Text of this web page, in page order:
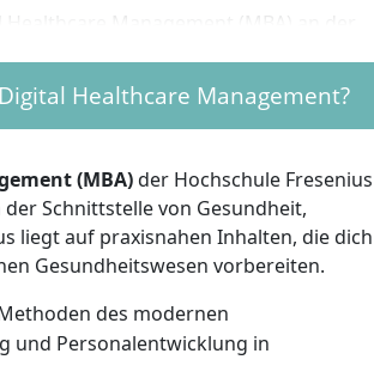
: Bachelor, Diplom oder Magister mit
um mindestens ein Jahr qualifizierte
erreichtem Hochschulabschluss gelten
Berufserfahrung
Berufserfahrung
Berufserfahrung
Healthcare Management?
(MBA)der Hochschule Fresenius
Schnittstelle von Gesundheit,
liegt auf praxisnahen Inhalten, die dich
Gesundheitswesen vorbereiten.
des modernen
und Personalentwicklung in